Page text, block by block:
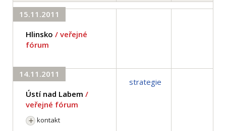
15.11.2011
Hlinsko / veřejné
fórum
14.11.2011
Ústí nad Labem /
veřejné fórum
kontakt
strategie